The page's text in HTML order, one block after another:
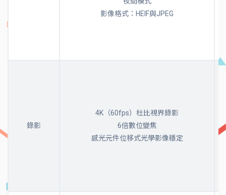
影像格式：HEIF與JPEG
錄影
4K（60fps）杜比視界錄影
6倍數位變焦
感光元件位移式光學影像穩定